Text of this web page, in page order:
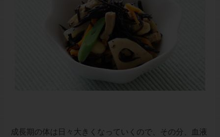
成長期の体は日々大きくなっていくので、その分、血液